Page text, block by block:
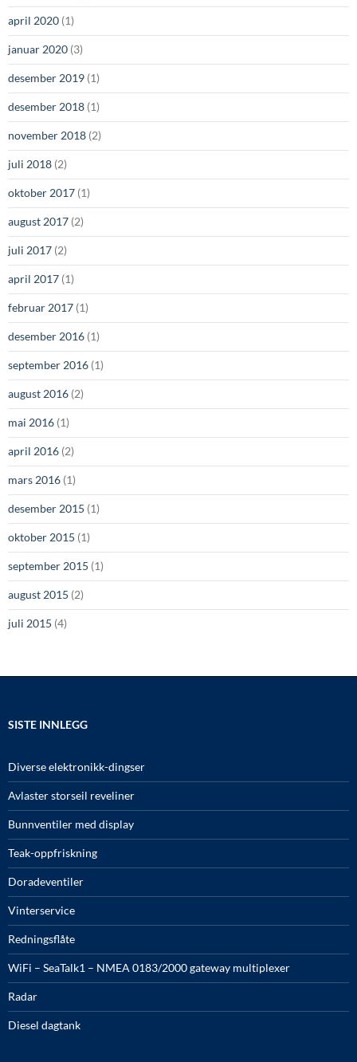
april 2020 (1)
januar 2020 (3)
desember 2019 (1)
desember 2018 (1)
november 2018 (2)
juli 2018 (2)
oktober 2017 (1)
august 2017 (2)
juli 2017 (2)
april 2017 (1)
februar 2017 (1)
desember 2016 (1)
september 2016 (1)
august 2016 (2)
mai 2016 (1)
april 2016 (2)
mars 2016 (1)
desember 2015 (1)
oktober 2015 (1)
september 2015 (1)
august 2015 (2)
juli 2015 (4)
SISTE INNLEGG
Diverse elektronikk-dingser
Avlaster storseil reveliner
Bunnventiler med display
Teak-oppfriskning
Doradeventiler
Vinterservice
Redningsflåte
WiFi – SeaTalk1 – NMEA 0183/2000 gateway multiplexer
Radar
Diesel dagtank